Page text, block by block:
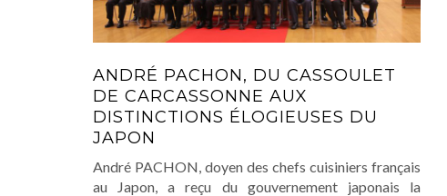
ANDRÉ PACHON, DU CASSOULET
DE CARCASSONNE AUX
DISTINCTIONS ÉLOGIEUSES DU
JAPON
André PACHON, doyen des chefs cuisiniers français
au Japon, a reçu du gouvernement japonais la